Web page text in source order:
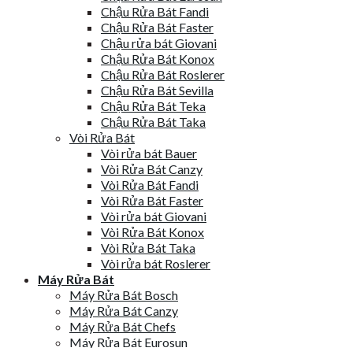
Chậu Rửa Bát Fandi
Chậu Rửa Bát Faster
Chậu rửa bát Giovani
Chậu Rửa Bát Konox
Chậu Rửa Bát Roslerer
Chậu Rửa Bát Sevilla
Chậu Rửa Bát Teka
Chậu Rửa Bát Taka
Vòi Rửa Bát
Vòi rửa bát Bauer
Vòi Rửa Bát Canzy
Vòi Rửa Bát Fandi
Vòi Rửa Bát Faster
Vòi rửa bát Giovani
Vòi Rửa Bát Konox
Vòi Rửa Bát Taka
Vòi rửa bát Roslerer
Máy Rửa Bát
Máy Rửa Bát Bosch
Máy Rửa Bát Canzy
Máy Rửa Bát Chefs
Máy Rửa Bát Eurosun